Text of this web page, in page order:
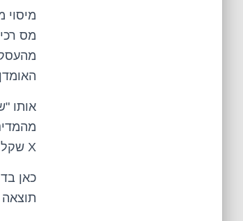
מס
אותו
X שקלים, אבל באמת הוא יכול להיות שווה פחות משמעותית.
כאן